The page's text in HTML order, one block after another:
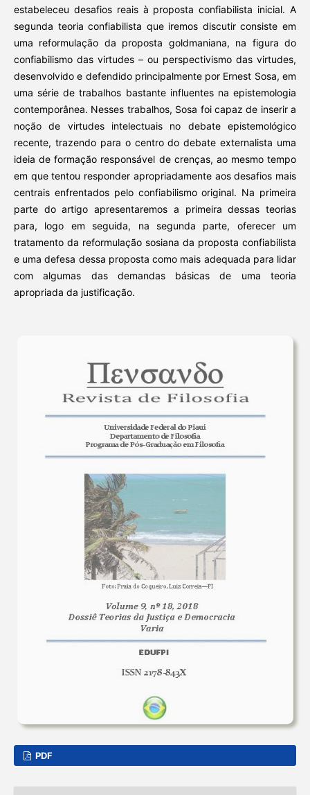
estabeleceu desafios reais à proposta confiabilista inicial. A
segunda teoria confiabilista que iremos discutir consiste em
uma reformulação da proposta goldmaniana, na figura do
confiabilismo das virtudes – ou perspectivismo das virtudes,
desenvolvido e defendido principalmente por Ernest Sosa, em
uma série de trabalhos bastante influentes na epistemologia
contemporânea. Nesses trabalhos, Sosa foi capaz de inserir a
noção de virtudes intelectuais no debate epistemológico
recente, trazendo para o centro do debate externalista uma
ideia de formação responsável de crenças, ao mesmo tempo
em que tentou responder apropriadamente aos desafios mais
centrais enfrentados pelo confiabilismo original. Na primeira
parte do artigo apresentaremos a primeira dessas teorias
para, logo em seguida, na segunda parte, oferecer um
tratamento da reformulação sosiana da proposta confiabilista
e uma defesa dessa proposta como mais adequada para lidar
com algumas das demandas básicas de uma teoria
apropriada da justificação.
PDF